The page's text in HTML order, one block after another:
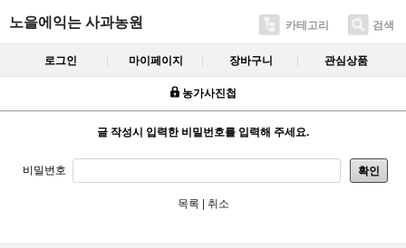
노을에익는 사과농원 카테고리 검색
로그인 마이페이지 장바구니 관심상품
농가사진첩
글 작성시 입력한 비밀번호를 입력해 주세요.
비밀번호 확인
목록 | 취소